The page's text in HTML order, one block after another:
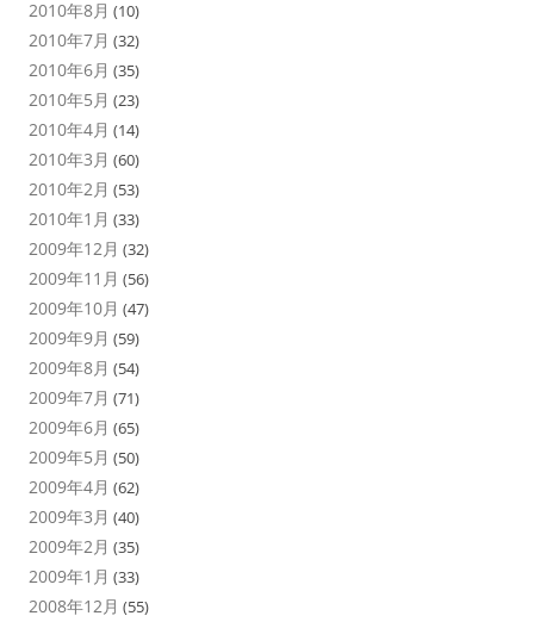
2010年8月 (10)
2010年7月 (32)
2010年6月 (35)
2010年5月 (23)
2010年4月 (14)
2010年3月 (60)
2010年2月 (53)
2010年1月 (33)
2009年12月 (32)
2009年11月 (56)
2009年10月 (47)
2009年9月 (59)
2009年8月 (54)
2009年7月 (71)
2009年6月 (65)
2009年5月 (50)
2009年4月 (62)
2009年3月 (40)
2009年2月 (35)
2009年1月 (33)
2008年12月 (55)